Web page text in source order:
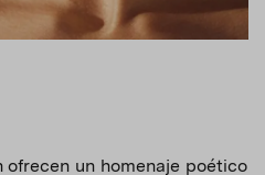
ofrecen un homenaje poético